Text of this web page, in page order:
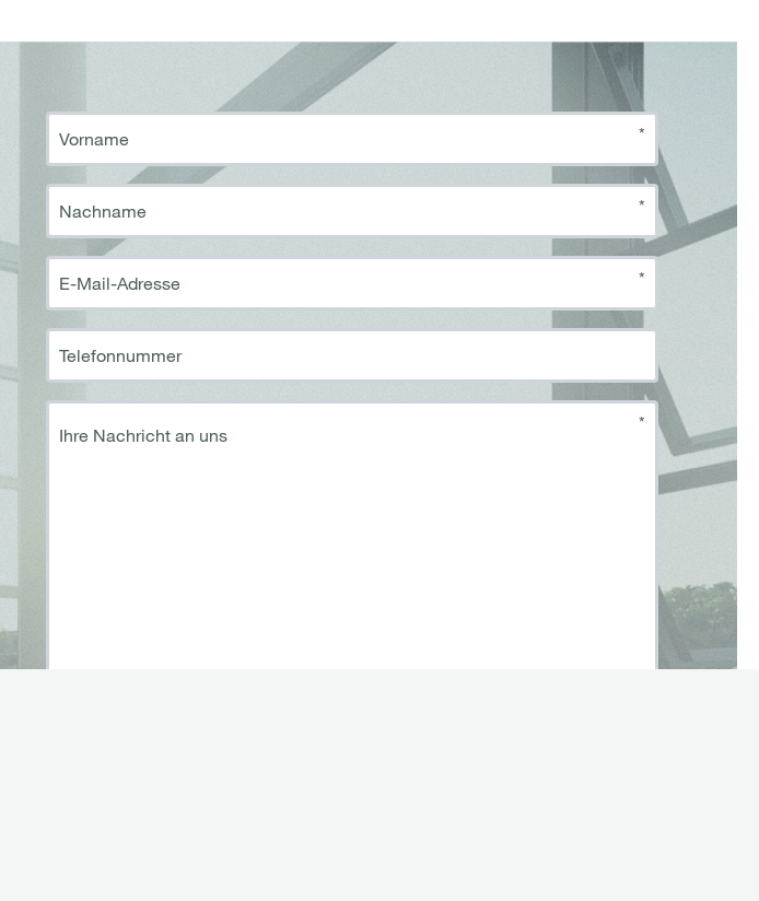
Vorname *
Nachname *
E-Mail-Adresse *
Telefonnummer
Ihre Nachricht an uns
*